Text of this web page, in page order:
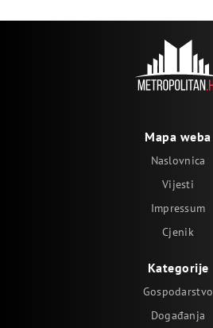
Mapa weba
Naslovnica
Vijesti
Impressum
Cjenik
Kategorije
Gospodarstvo
Događanja